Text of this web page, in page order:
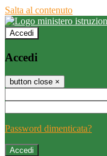
Salta al contenuto
Accedi
Accedi
button close ×
Password dimenticata?